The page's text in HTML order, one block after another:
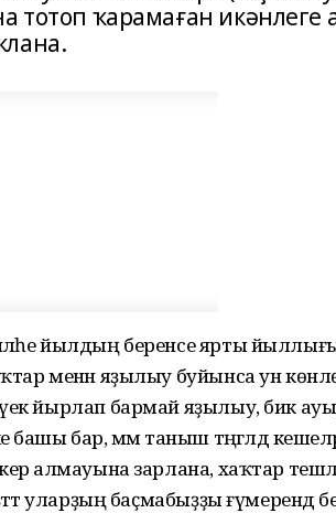
тотоп ҡарамаған икәнлеге
йылдың беренсе ярты
менән яҙылыу буйынса ун
йырлап бармай яҙылыу, бик
башы бар, әммә таныш тәңгәлдә
алмауына зарлана, хаҡтар
уларҙың баҫмабыҙҙы